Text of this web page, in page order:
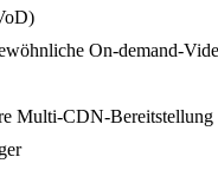
On-demand-
Multi-CDN-Bereitstellung